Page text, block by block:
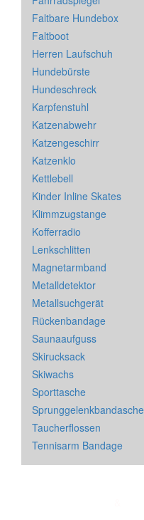
Faltbare Hundebox
Faltboot
Herren Laufschuh
Hundebürste
Hundeschreck
Karpfenstuhl
Katzenabwehr
Katzengeschirr
Katzenklo
Kettlebell
Kinder Inline Skates
Klimmzugstange
Kofferradio
Lenkschlitten
Magnetarmband
Metalldetektor
Metallsuchgerät
Rückenbandage
Saunaaufguss
Skirucksack
Skiwachs
Sporttasche
Sprunggelenkbandasche
Taucherflossen
Tennisarm Bandage